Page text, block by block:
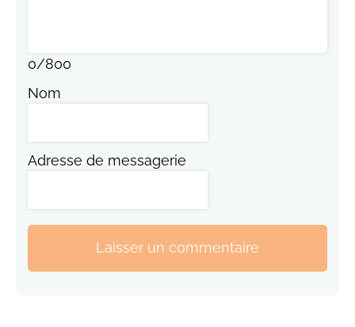
0/800
Nom
Adresse de messagerie
Laisser un commentaire